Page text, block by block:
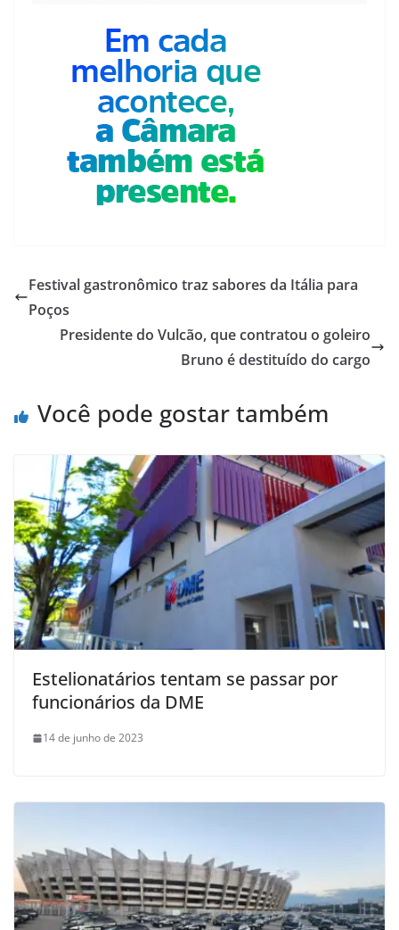
Festival gastronômico traz sabores da Itália para
Poços
Presidente do Vulcão, que contratou o goleiro
Bruno é destituído do cargo
Você pode gostar também
Estelionatários tentam se passar por
funcionários da DME
14 de junho de 2023